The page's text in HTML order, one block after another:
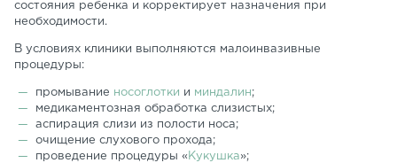
состояния ребенка и корректирует назначения при
необходимости.
В условиях клиники выполняются малоинвазивные
процедуры:
промывание носоглотки и миндалин;
медикаментозная обработка слизистых;
аспирация слизи из полости носа;
очищение слухового прохода;
проведение процедуры «Кукушка»;